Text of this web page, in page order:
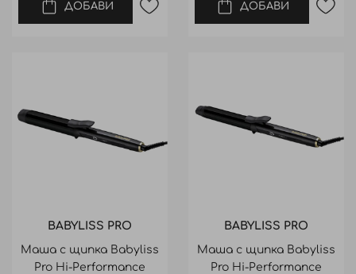
ДОБАВИ ДОБАВИ
BABYLISS PRO
Маша с щипка Babyliss
Pro Hi-Performance
BABYLISS PRO
Маша с щипка Babyliss
Pro Hi-Performance